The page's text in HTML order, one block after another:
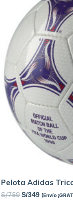
Pelota Adidas
S/759 S/349 (Envío